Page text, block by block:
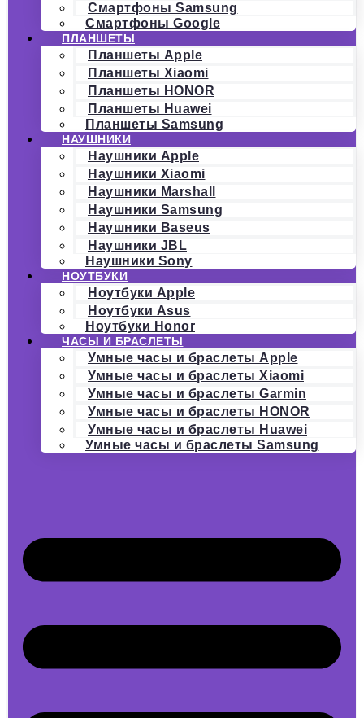
Смартфоны Samsung
Смартфоны Google
ПЛАНШЕТЫ
Планшеты Apple
Планшеты Xiaomi
Планшеты HONOR
Планшеты Huawei
Планшеты Samsung
НАУШНИКИ
Наушники Apple
Наушники Xiaomi
Наушники Marshall
Наушники Samsung
Наушники Baseus
Наушники JBL
Наушники Sony
НОУТБУКИ
Ноутбуки Apple
Ноутбуки Asus
Ноутбуки Honor
ЧАСЫ И БРАСЛЕТЫ
Умные часы и браслеты Apple
Умные часы и браслеты Xiaomi
Умные часы и браслеты Garmin
Умные часы и браслеты HONOR
Умные часы и браслеты Huawei
Умные часы и браслеты Samsung